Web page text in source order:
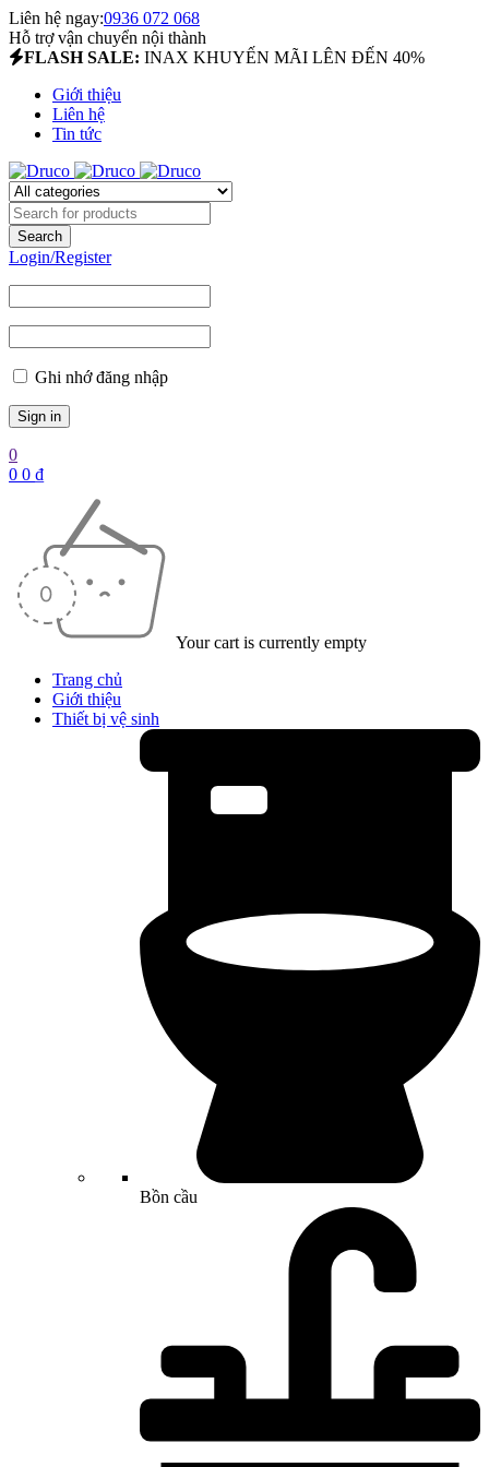
Liên hệ ngay:0936 072 068
Hỗ trợ vận chuyển nội thành
FLASH SALE: INAX KHUYẾN MÃI LÊN ĐẾN 40%
Giới thiệu
Liên hệ
Tin tức
Login/Register
Ghi nhớ đăng nhập
0
0 0 ₫
Your cart is currently empty
Trang chủ
Giới thiệu
Thiết bị vệ sinh
Bồn cầu